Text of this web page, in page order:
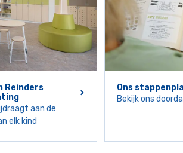
Reinders
aan de
elk kind
Ons
Bekijk ons